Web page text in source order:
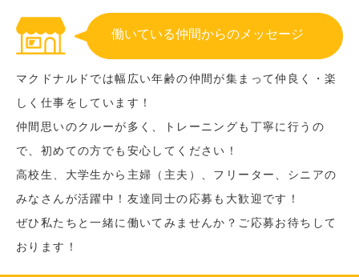
働いている仲間からのメッセージ
マクドナルドでは幅広い年齢の仲間が集まって仲良く・楽
しく仕事をしています！
仲間思いのクルーが多く、トレーニングも丁寧に行うの
で、初めての方でも安心してください！
高校生、大学生から主婦（主夫）、フリーター、シニアの
みなさんが活躍中！友達同士の応募も大歓迎です！
ぜひ私たちと一緒に働いてみませんか？ご応募お待ちして
おります！